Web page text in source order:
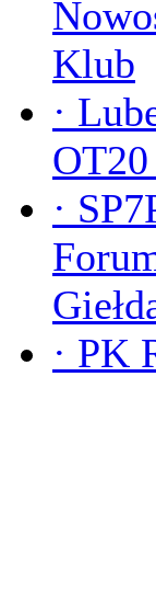
Klub
·
·
· PK